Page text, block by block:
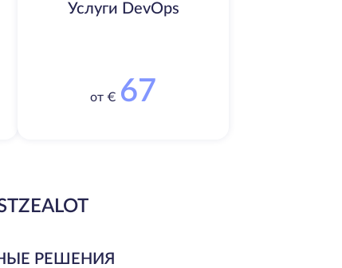
Услуги DevOps
от € 67
РЕШЕНИЯ